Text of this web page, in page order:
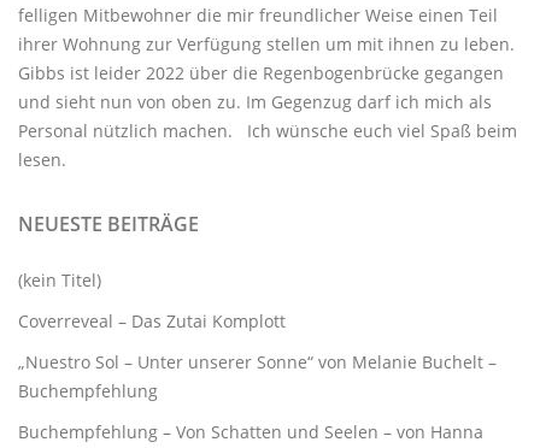
felligen Mitbewohner die mir freundlicher Weise einen Teil
ihrer Wohnung zur Verfügung stellen um mit ihnen zu leben.
Gibbs ist leider 2022 über die Regenbogenbrücke gegangen
und sieht nun von oben zu. Im Gegenzug darf ich mich als
Personal nützlich machen. Ich wünsche euch viel Spaß beim
lesen.
NEUESTE BEITRÄGE
(kein Titel)
Coverreveal – Das Zutai Komplott
„Nuestro Sol – Unter unserer Sonne“ von Melanie Buchelt –
Buchempfehlung
Buchempfehlung – Von Schatten und Seelen – von Hanna